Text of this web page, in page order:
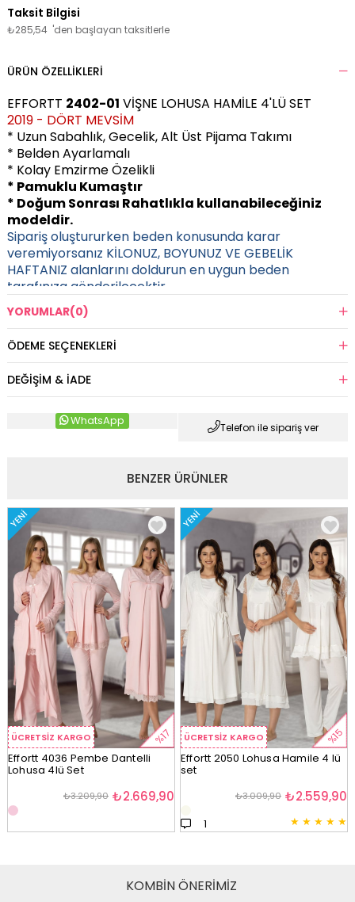
₺285,54 'den başlayan taksitlerle
ÜRÜN ÖZELLIKLERI
EFFORTT 2402-01 VİŞNE LOHUSA HAMİLE 4'LÜ SET
2019 - DÖRT MEVSİM
* Uzun Sabahlık, Gecelik, Alt Üst Pijama Takımı
* Belden Ayarlamalı
* Kolay Emzirme Özelikli
* Pamuklu Kumaştır
* Doğum Sonrası Rahatlıkla kullanabileceğiniz
modeldir.
Sipariş oluştururken beden konusunda karar
veremiyorsanız KİLONUZ, BOYUNUZ VE GEBELİK
HAFTANIZ alanlarını doldurun en uygun beden
tarafınıza gönderilecektir.
YORUMLAR(0)
ÖDEME SEÇENEKLERI
DEĞIŞIM & İADE
Telefon ile sipariş ver
WhatsApp
BENZER ÜRÜNLER
ÜCRETSIZ KARGO
YENI
%17
Effortt 4036 Pembe Dantelli
Lohusa 4lü Set
₺2.669,90
₺3.209,90
ÜCRETSIZ KARGO
YENI
%15
Effortt 2050 Lohusa Hamile 4 lü
set
★ ★ ★ ★ ★
1
₺2.559,90
₺3.009,90
KOMBİN ÖNERİMİZ